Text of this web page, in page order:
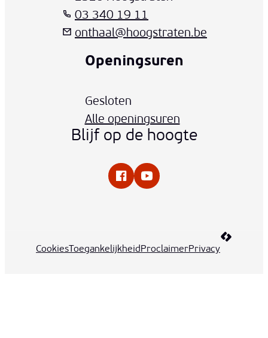
03 340 19 11
onthaal@hoogstraten.be
Openingsuren
Vandaag
Gesloten
Alle openingsuren
Blijf op de hoogte
FacebookYouTube
Cookies ToegankelijkheidProclaimerPrivacy
LCP nv